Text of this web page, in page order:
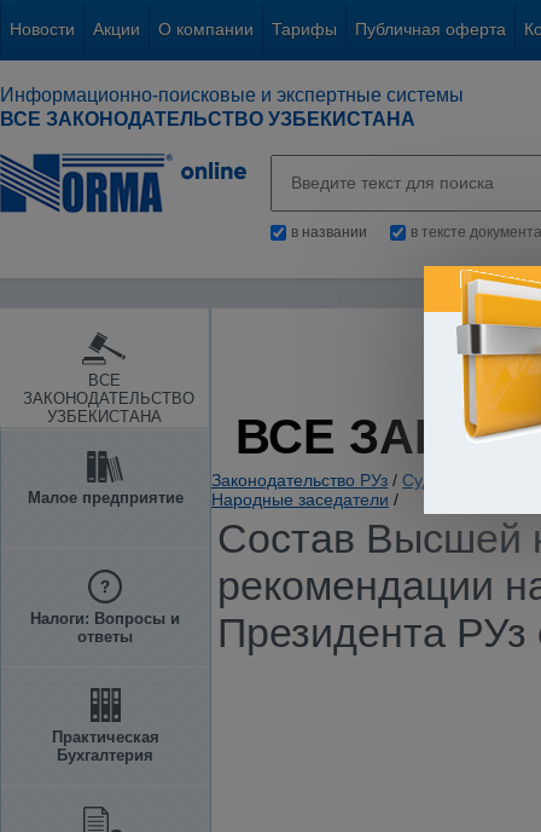
Новости Акции О компании Тарифы Публичная оферта
Информационно-поисковые и экспертные системы
ВСЕ ЗАКОНОДАТЕЛЬСТВО УЗБЕКИСТАНА
в названии в тексте документа
ВСЕ
ЗАКОНОДАТЕЛЬСТВО
УЗБЕКИСТАНА
Малое предприятие
Налоги: Вопросы и
ответы
Практическая
Бухгалтерия
ВСЕ
Законодательство РУз / Судебная
Народные заседатели /
Состав Высшей
рекомендации
Президента РУз